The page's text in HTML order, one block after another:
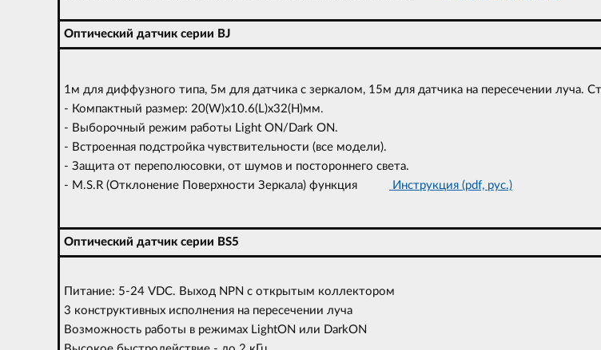
Оптический датчик серии BJ
1м для диффузного типа, 5м для датчика с зеркалом, 15м для датчика на пересечении луча.
- Компактный размер: 20(W)х10.6(L)х32(H)мм.
- Выборочный режим работы Light ON/Dark ON.
- Встроенная подстройка чувствительности (все модели).
- Защита от переполюсовки, от шумов и постороннего света.
- M.S.R (Отклонение Поверхности Зеркала) функция
Инструкция (pdf, рус.)
Оптический датчик серии BS5
Питание: 5-24 VDC. Выход NPN с открытым коллектором
3 конструктивных исполнения на пересечении луча
Возможность работы в режимах LightON или DarkON